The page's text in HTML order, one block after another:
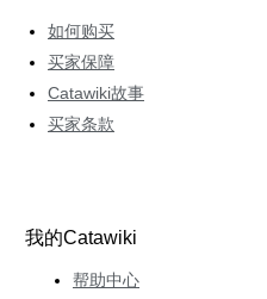
如何购买
买家保障
Catawiki故事
买家条款
我的Catawiki
帮助中心